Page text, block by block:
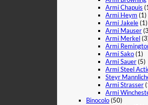
Armi Chapuis
Armi Heym (1)
Armi Jakele(1)
Armi Mauser
Armi Merkel
Armi
Armi Sako(1)
Armi Sauer(5)
Armi Steel
Steyr
Armi Strasser
Armi
Binocolo(50)